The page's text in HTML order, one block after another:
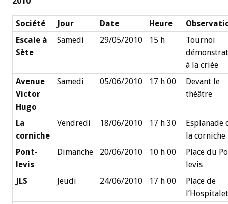
Société Jour Date Heure
Escale à
Sète
Samedi 29/05/2010 15 h
Tournoi
à la criée
Avenue
Victor
Hugo
Samedi 05/06/2010 17 h 00
Devant le
théâtre
La
corniche
Vendredi 18/06/2010 17 h 30
Esplanade
la corniche
Pont-
levis
Dimanche 20/06/2010 10 h 00
Place du
levis
JLS
Jeudi 24/06/2010 17 h 00
Place de